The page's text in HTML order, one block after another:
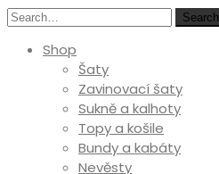
Search
Shop
Šaty
Zavinovací šaty
Sukně a kalhoty
Topy a košile
Bundy a kabáty
Nevěsty